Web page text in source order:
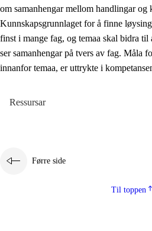
2.4 Å lære å lære
Tverrfaglege tema
2.5 Tverrfaglege tema
2.5.2
om samanhengar mellom handlingar og
Kunnskapsgrunnlaget for å finne
finst i mange fag, og temaa skal bidra til
ser samanhengar på tvers av fag. Måla
innanfor temaa, er uttrykte i
Ressursar
Førre side
Til toppen